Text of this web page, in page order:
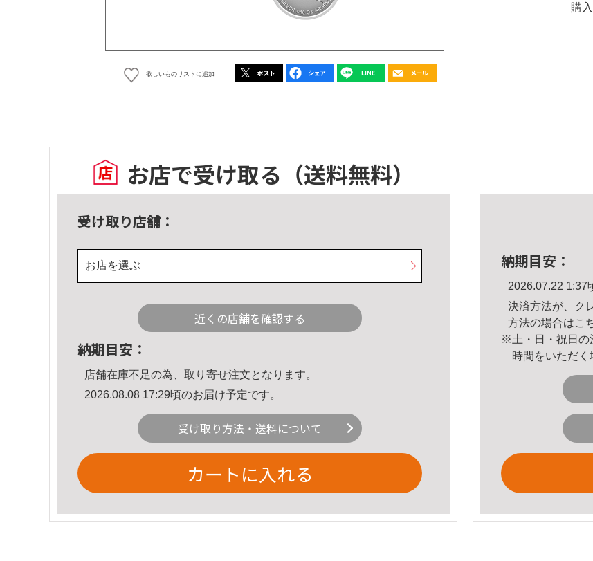
欲しいものリストに追加
購
お店で受け取る （送料無料）
受け取り店舗：
お店を選ぶ
近くの店舗を確認する
納期目安：
店舗在庫不足の為、取り寄せ注文となります。
2026.08.08 17:29頃のお届け予定です。
受け取り方法・送料について
カートに入れる
納期目安：
2026.07.22 1:37
決済方法が、ク
方法の場合はこ
※土・日・祝日の
時間をいただく